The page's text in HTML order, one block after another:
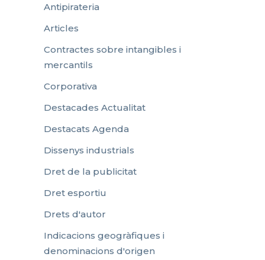
Antipirateria
Articles
Contractes sobre intangibles i
mercantils
Corporativa
Destacades Actualitat
Destacats Agenda
Dissenys industrials
Dret de la publicitat
Dret esportiu
Drets d'autor
Indicacions geogràfiques i
denominacions d'origen